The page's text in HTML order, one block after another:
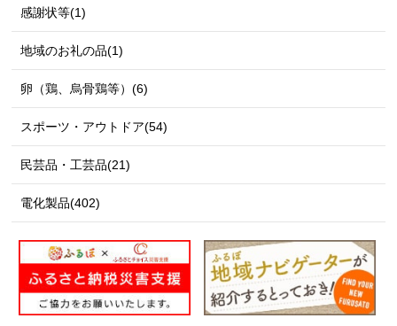
感謝状等(1)
地域のお礼の品(1)
卵（鶏、烏骨鶏等）(6)
スポーツ・アウトドア(54)
民芸品・工芸品(21)
電化製品(402)